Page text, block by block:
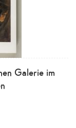
Galerie im